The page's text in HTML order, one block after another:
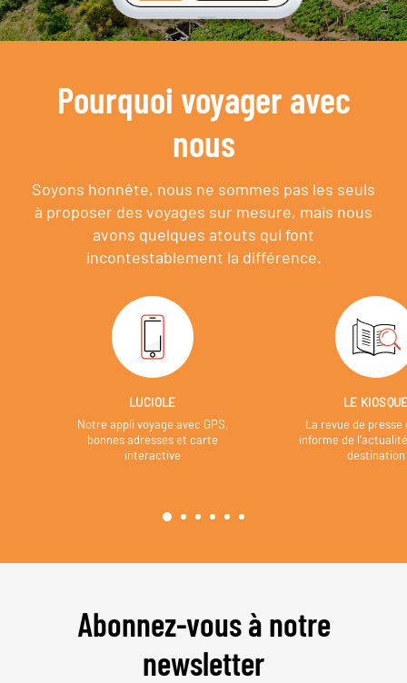
Pourquoi voyager avec
nous
Soyons honnête, nous ne sommes pas les seuls
à proposer des voyages sur mesure, mais nous
avons quelques atouts qui font
incontestablement la différence.
LUCIOLE
Notre appli voyage avec GPS,
bonnes adresses et carte
interactive
LE
La revue de presse
informe de
destination
Abonnez-vous à notre
newsletter